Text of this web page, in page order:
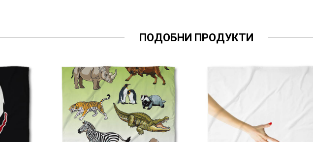
ПОДОБНИ ПРОДУКТИ